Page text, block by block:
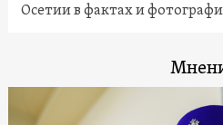
Осетии в фактах и